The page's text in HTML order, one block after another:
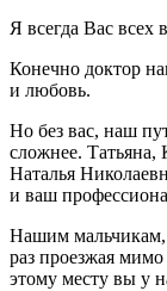
Я всегда Вас всех
Конечно доктор
и любовь.
Но без вас, наш
сложнее.
Наталья
и ваш
Нашим
раз проезжая
этому месту вы у